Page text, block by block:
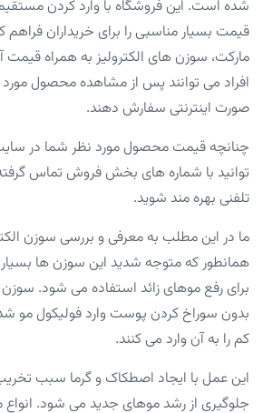
شده است. این فروشگاه با وارد کردن
قیمت بسیار مناسبی را برای خریداران فراهم
مارکت، سوزن های الکترولیز به همراه
افراد می توانند پس از مشاهده محصول مورد
صورت اینترنتی سفارش دهند.
چنانچه قیمت محصول مورد نظر شما در
توانید با شماره های بخش فروش تماس گرفته
تلفنی بهره مند شوید.
ما در این مطلب به معرفی و بررسی سوزن
همانطور که متوجه شدید این سوزن ها بسیار
برای رفع موهای زائد استفاده می شود. سوزن
بدون سوراخ کردن پوست وارد فولیکول مو
کم را به آن وارد می کنند.
این عمل با ایجاد اصطکاک و گرما سبب
جلوگیری از رشد موهای جدید می شود.